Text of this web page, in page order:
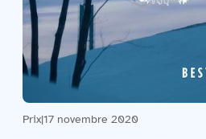
Prix|17 novembre 2020